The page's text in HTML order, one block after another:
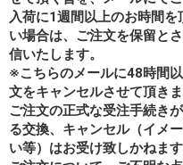
入荷に1週間以上のお時間
い場合は、ご注文を保留と
信いたします。
※こちらのメールに48時間
文をキャンセルさせて頂き
ご注文の正式な受注手続き
る交換、キャンセル（イメ
い等）はお受け致しかねます